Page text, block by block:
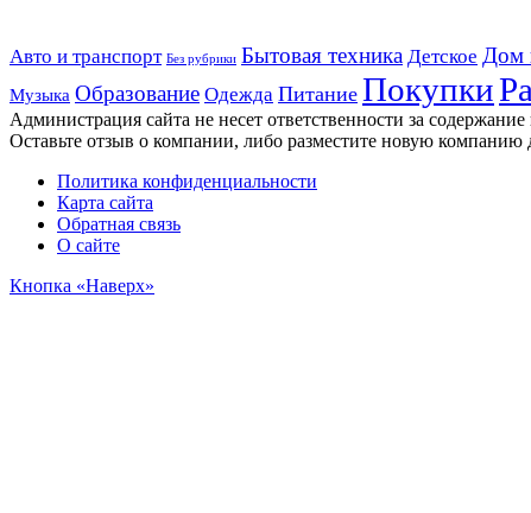
Авто и транспорт Без рубрики Бытовая техника Детское Дом
Музыка Образование Одежда Питание Покупки
Администрация сайта не несет ответственности за
Оставьте отзыв о компании, либо разместите новую компанию
Политика конфиденциальности
Карта сайта
Обратная связь
О сайте
Кнопка «Наверх»